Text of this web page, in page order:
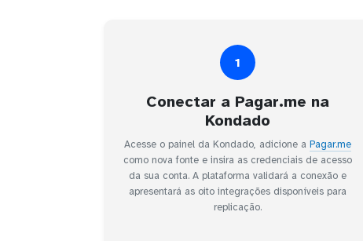
1
Conectar a Pagar.me na
Kondado
Acesse o painel da Kondado, adicione a Pagar.me
como nova fonte e insira as credenciais de acesso
da sua conta. A plataforma validará a conexão e
apresentará as oito integrações disponíveis para
replicação.